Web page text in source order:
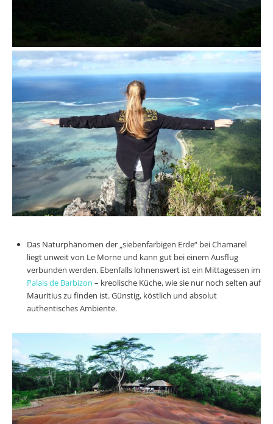
Das Naturphänomen der „siebenfarbigen Erde“ bei Chamarel
liegt unweit von Le Morne und kann gut bei einem Ausflug
verbunden werden. Ebenfalls lohnenswert ist ein Mittagessen im
Palais de Barbizon – kreolische Küche, wie sie nur noch selten auf
Mauritius zu finden ist. Günstig, köstlich und absolut
authentisches Ambiente.